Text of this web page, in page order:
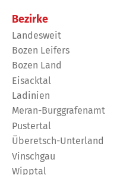
Bezirke
Landesweit
Bozen Leifers
Bozen Land
Eisacktal
Ladinien
Meran-Burggrafenamt
Pustertal
Überetsch-Unterland
Vinschgau
Wipptal